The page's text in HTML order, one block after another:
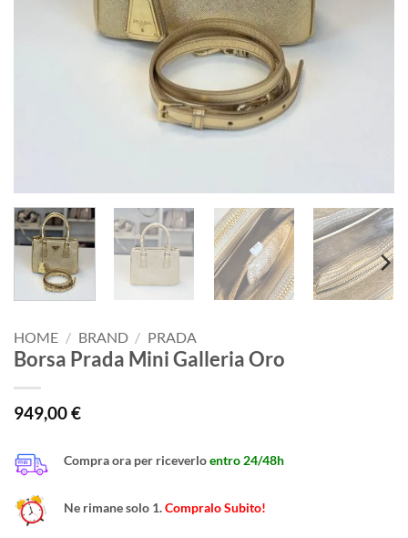
HOME / BRAND / PRADA
Borsa Prada Mini Galleria Oro
949,00€
Compra ora per riceverloentro 24/48h
Ne rimane solo 1.Compralo Subito!